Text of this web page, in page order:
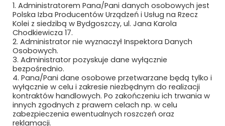
MCMET SP. Z O.O.
MCPOLSKA.PL SP. Z O.O. SP.K.
MEDCOM SP. Z O.O.
METEOR EWA WIECZOREK
MIAMI TOMASZ ZAWADZKI SP. Z O.O.
1. Administratorem Pana/Pani danych osobowych jest
Polska Izba Producentów Urządzeń i Usług na Rzecz
Kolei z siedzibą w Bydgoszczy, ul. Jana Karola
Chodkiewicza 17.
2. Administrator nie wyznaczył Inspektora Danych
Osobowych.
3. Administrator pozyskuje dane wyłącznie
bezpośrednio.
4. Pana/Pani dane osobowe przetwarzane będą tylko i
wyłącznie w celu i zakresie niezbędnym do realizacji
kontraktów handlowych. Po zakończeniu ich trwania w
innych zgodnych z prawem celach np. w celu
zabezpieczenia ewentualnych roszczeń oraz
reklamacji.